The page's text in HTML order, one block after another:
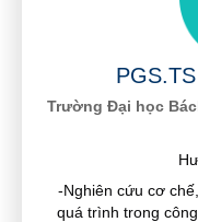
Trường Đại học
-Nghiên cứu cơ
quá trình trong